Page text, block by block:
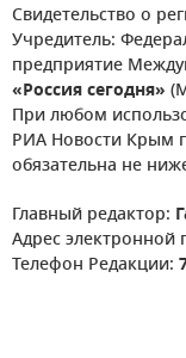
Свидетельство о
Учредитель:
предприятие
«Россия сегодня»
При любом
РИА Новости Крым
обязательна не
Главный редактор:
Адрес электронной
Телефон Редакции: